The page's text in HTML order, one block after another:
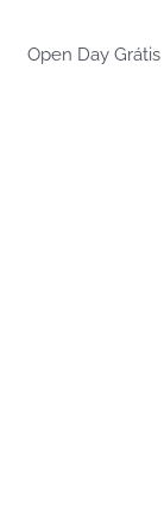
Open Day Grátis